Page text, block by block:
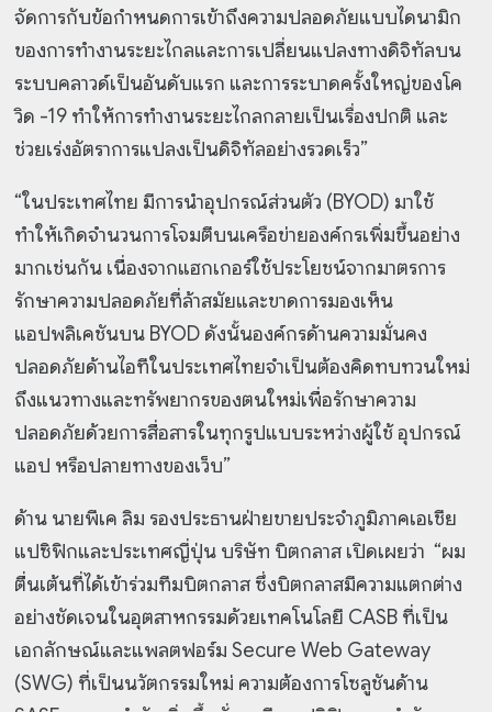
จัดการกับข้อกำหนดการเข้าถึงความปลอดภัยแบบไดนามิก
ของการทำงานระยะไกลและการเปลี่ยนแปลงทางดิจิทัลบน
ระบบคลาวด์เป็นอันดับแรก และการระบาดครั้งใหญ่ของโค
วิด -19 ทำให้การทำงานระยะไกลกลายเป็นเรื่องปกติ และ
ช่วยเร่งอัตราการแปลงเป็นดิจิทัลอย่างรวดเร็ว”
“ในประเทศไทย มีการนำอุปกรณ์ส่วนตัว (BYOD) มาใช้
ทำให้เกิดจำนวนการโจมตีบนเครือข่ายองค์กรเพิ่มขึ้นอย่าง
มากเช่นกัน เนื่องจากแฮกเกอร์ใช้ประโยชน์จากมาตรการ
รักษาความปลอดภัยที่ล้าสมัยและขาดการมองเห็น
แอปพลิเคชันบน BYOD ดังนั้นองค์กรด้านความมั่นคง
ปลอดภัยด้านไอทีในประเทศไทยจำเป็นต้องคิดทบทวนใหม่
ถึงแนวทางและทรัพยากรของตนใหม่เพื่อรักษาความ
ปลอดภัยด้วยการสื่อสารในทุกรูปแบบระหว่างผู้ใช้ อุปกรณ์
แอป หรือปลายทางของเว็บ”
ด้าน นายพีเค ลิม รองประธานฝ่ายขายประจำภูมิภาคเอเชีย
แปซิฟิกและประเทศญี่ปุ่น บริษัท บิตกลาส เปิดเผยว่า “ผม
ตื่นเต้นที่ได้เข้าร่วมทีมบิตกลาส ซึ่งบิตกลาสมีความแตกต่าง
อย่างชัดเจนในอุตสาหกรรมด้วยเทคโนโลยี CASB ที่เป็น
เอกลักษณ์และแพลตฟอร์ม Secure Web Gateway
(SWG) ที่เป็นนวัตกรรมใหม่ ความต้องการโซลูชันด้าน